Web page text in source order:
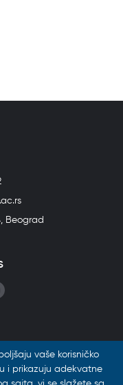
Beograd
vaše korisničko
i prikazuju adekvatne